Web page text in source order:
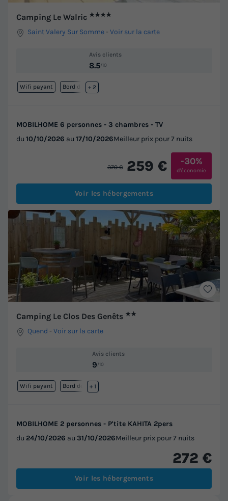
Camping Le Walric ★★★★
Saint Valery Sur Somme -Voir sur la carte
Avis clients
8.5/10
Wifi payant Bord de mer
+ 2
MOBILHOME 6 personnes - 3 chambres - TV
du 10/10/2026 au 17/10/2026Meilleur prix pour 7 nuits
370 € 259 € -30%
d'économie
Voir les hébergements
Camping Le Clos Des Genêts ★★
Quend -Voir sur la carte
Avis clients
9/10
Wifi payant Bord de mer
+ 1
MOBILHOME 2 personnes - P'tite KAHITA 2pers
du 24/10/2026 au 31/10/2026Meilleur prix pour 7 nuits
272 €
Voir les hébergements